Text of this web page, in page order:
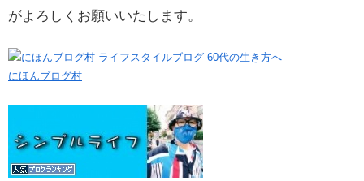
がよろしくお願いいたします。
にほんブログ村